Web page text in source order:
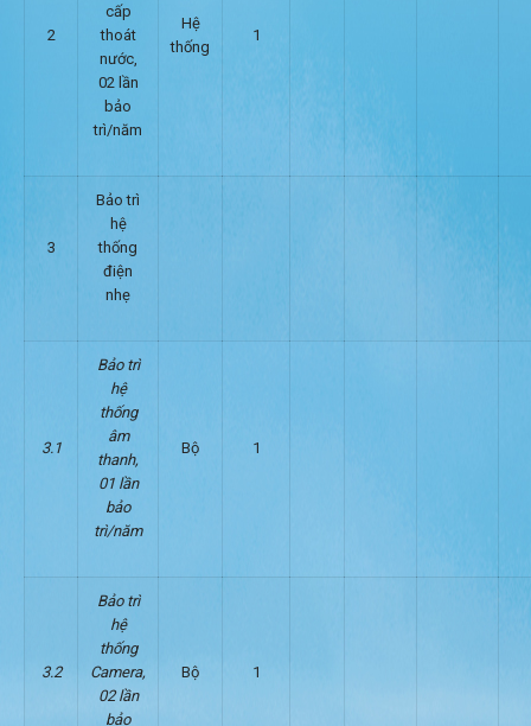
2
cấp
thoát
nước,
02 lần
bảo
trì/năm
Hệ
thống
1
3
Bảo trì
hệ
thống
điện
nhẹ
3.1
Bảo trì
hệ
thống
âm
thanh,
01 lần
bảo
trì/năm
Bộ 1
3.2
Bảo trì
hệ
thống
Camera,
02 lần
bảo
Bộ 1